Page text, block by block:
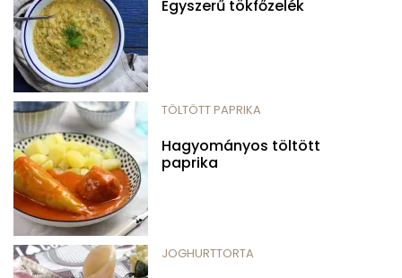
Egyszerű tökfőzelék
TÖLTÖTT PAPRIKA
Hagyományos töltött
paprika
JOGHURTTORTA